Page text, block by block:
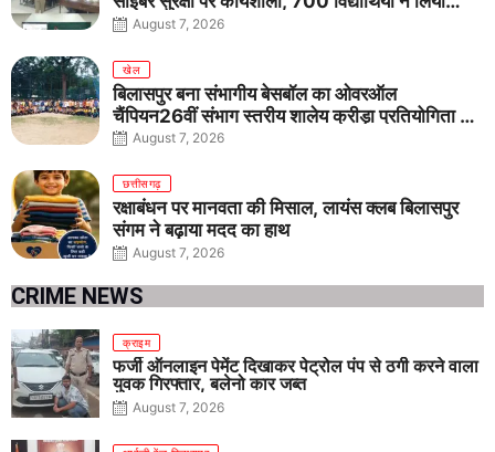
जागरूकता का संकल्प
August 7, 2026
खेल
बिलासपुर बना संभागीय बेसबॉल का ओवरऑल
चैंपियन26वीं संभाग स्तरीय शालेय क्रीड़ा प्रतियोगिता में
तीनों आयु वर्गों में शानदार प्रदर्शन
August 7, 2026
छत्तीसगढ़
रक्षाबंधन पर मानवता की मिसाल, लायंस क्लब बिलासपुर
संगम ने बढ़ाया मदद का हाथ
August 7, 2026
CRIME NEWS
क्राइम
फर्जी ऑनलाइन पेमेंट दिखाकर पेट्रोल पंप से ठगी करने वाला
युवक गिरफ्तार, बलेनो कार जब्त
August 7, 2026